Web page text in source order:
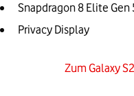
Snapdragon 8 Elite Gen
Privacy Display
Zum Galaxy